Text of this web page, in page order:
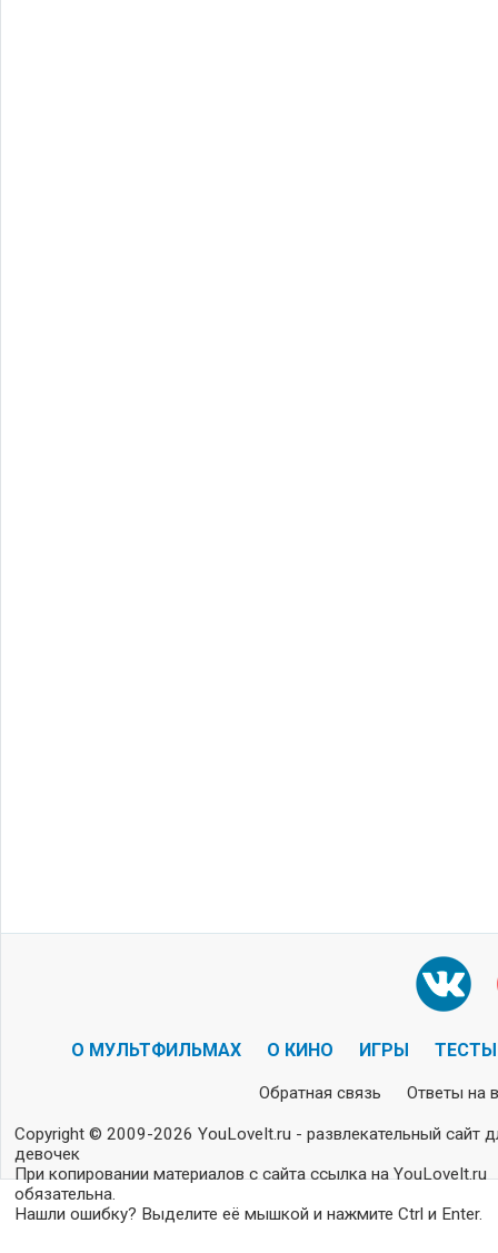
О МУЛЬТФИЛЬМАХ О КИНО ИГРЫ ТЕСТЫ
Обратная связь Ответы на
Copyright © 2009-2026 YouLoveIt.ru - развлекательный сайт
девочек
При копировании материалов с сайта ссылка на YouLoveIt.ru
обязательна.
Нашли ошибку? Выделите её мышкой и нажмите Ctrl и Enter.